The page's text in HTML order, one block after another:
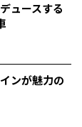
ュースする
ンが魅力の